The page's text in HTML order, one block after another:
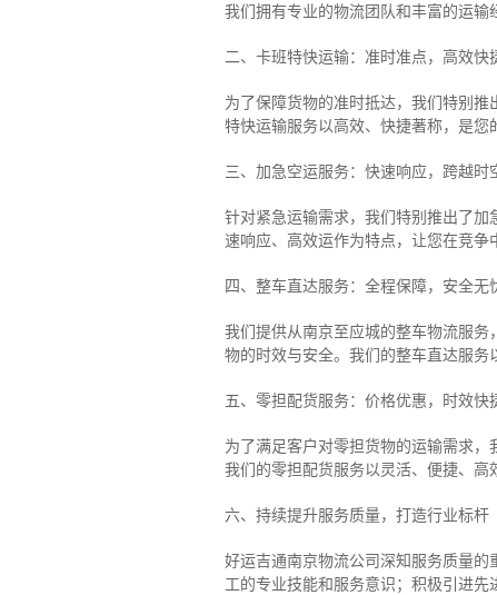
我们拥有专业的物流团队和丰富的运输
二、卡班特快运输：准时准点，高效快
为了保障货物的准时抵达，我们特别
特快运输服务以高效、快捷著称，是您
三、加急空运服务：快速响应，跨越时
针对紧急运输需求，我们特别推出了
速响应、高效运作为特点，让您在竞争
四、整车直达服务：全程保障，安全无
我们提供从南京至应城的整车物流服
物的时效与安全。我们的整车直达服务
五、零担配货服务：价格优惠，时效快
为了满足客户对零担货物的运输需求，
我们的零担配货服务以灵活、便捷、高
六、持续提升服务质量，打造行业标杆
好运吉通南京物流公司深知服务质量
工的专业技能和服务意识；积极引进